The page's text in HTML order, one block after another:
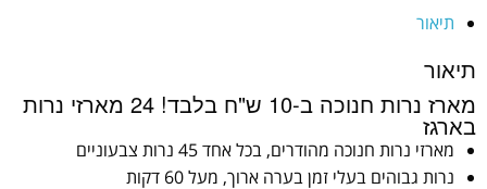
תיאור
תיאור
מארז נרות חנוכה ב-10 ש"ח בלבד! 24 מארזי נרות
בארגז
מארזי נרות חנוכה מהודרים, בכל אחד 45 נרות צבעוניים
נרות גבוהים בעלי זמן בערה ארוך, מעל 60 דקות